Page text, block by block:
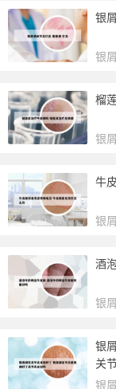
银
银
榴
银
牛
银
酒
银
银
关
银